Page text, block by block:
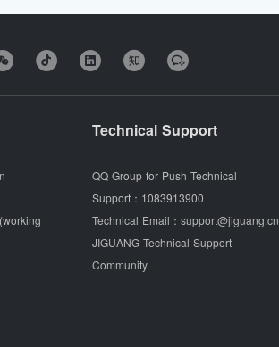
Technical Support
QQ Group for Push Technical
Support： 1083913900
Technical Email： support@jiguang.cn
JIGUANG Technical Support
Community